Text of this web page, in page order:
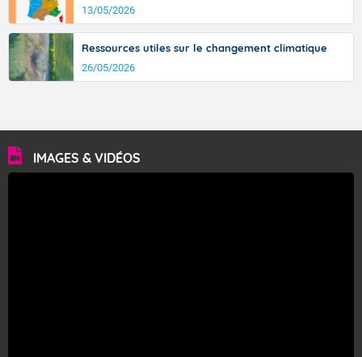
13/05/2026
Ressources utiles sur le changement climatique
26/05/2026
IMAGES & VIDÉOS